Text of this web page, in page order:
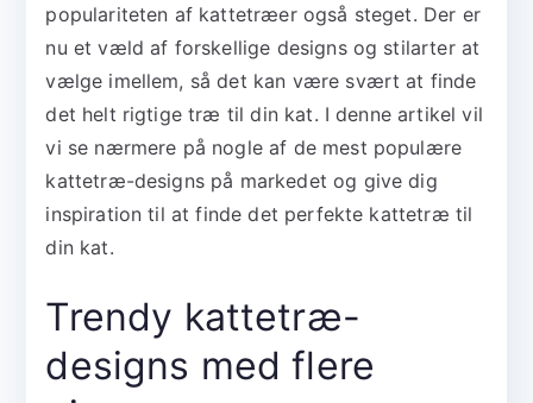
populariteten af kattetræer også steget. Der er
nu et væld af forskellige designs og stilarter at
vælge imellem, så det kan være svært at finde
det helt rigtige træ til din kat. I denne artikel vil
vi se nærmere på nogle af de mest populære
kattetræ-designs på markedet og give dig
inspiration til at finde det perfekte kattetræ til
din kat.
Trendy kattetræ-
designs med flere